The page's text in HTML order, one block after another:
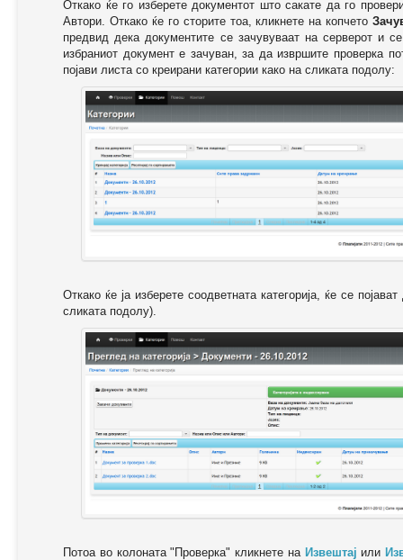
Откако ќе го изберете документот што сакате да го
Автори. Откако ќе го сторите тоа, кликнете на копчето
предвид дека документите се зачувуваат на серверот и
избраниот документ е зачуван, за да извршите проверка
појави листа со креирани категории како на сликата подолу:
Откако ќе ја изберете соодветната категорија, ќе се
сликата подолу).
Потоа во колоната "Проверка" кликнете на Извештај или